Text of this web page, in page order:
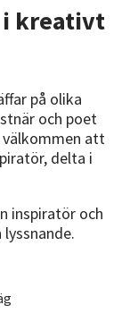
i kreativt
på olika
och poet
välkommen att
delta i
inspiratör och